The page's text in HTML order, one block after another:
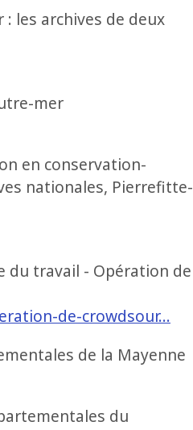
les archives de deux
mer
en conservation-
nationales, Pierrefitte-
du travail - Opération de
de-crowdsour…
de la Mayenne
du